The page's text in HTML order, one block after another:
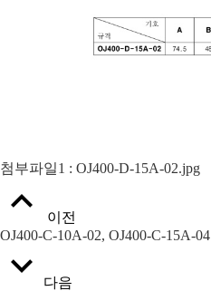
첨부파일1 : OJ400-D-15A-02.jpg
이전
OJ400-C-10A-02, OJ400-C-15A-04
다음